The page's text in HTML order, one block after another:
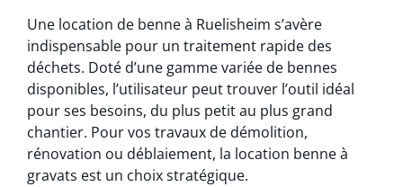
Une location de benne à Ruelisheim s’avère
indispensable pour un traitement rapide des
déchets. Doté d’une gamme variée de bennes
disponibles, l’utilisateur peut trouver l’outil idéal
pour ses besoins, du plus petit au plus grand
chantier. Pour vos travaux de démolition,
rénovation ou déblaiement, la location benne à
gravats est un choix stratégique.